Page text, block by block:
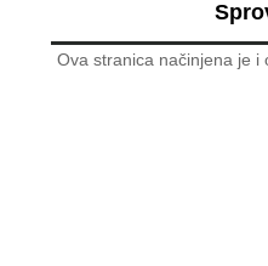
Ova stranica načinjena je i